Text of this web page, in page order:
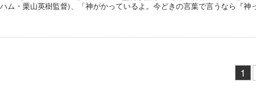
ム・栗山英樹監督)、「神がかっているよ。今どきの言葉で言うなら『神
1